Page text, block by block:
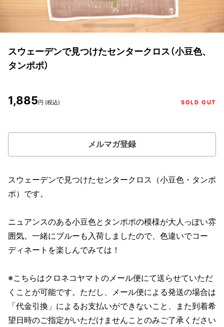
スウェーデンで見つけたセンタークロス（小豆色、
タンポポ）
1,885円 (税込) SOLD OUT
メルマガ登録
スウェーデンで見つけたセンタークロス（小豆色・タンポ
ポ）です。
ニュアンスのある小豆色とタンポポの模様が大人っぽい雰
囲気。一緒にブルーも入荷しましたので、色違いでコー
ディネートを楽しんでみては！
※こちらはクロネコヤマトのメール便にて送らせていただ
くことが可能です。ただし、メール便による発送の場合は
「代金引換」によるお支払いができないこと、また到着希
望日時のご指定がいただけませんことのみご了承ください